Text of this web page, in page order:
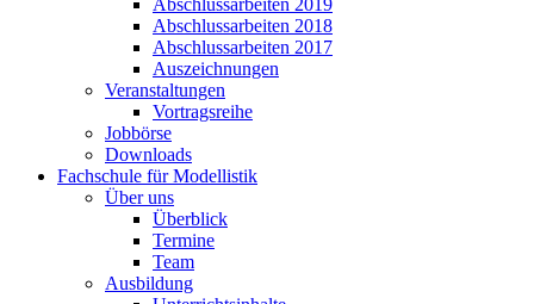
Abschlussarbeiten 2019
Abschlussarbeiten 2018
Abschlussarbeiten 2017
Auszeichnungen
Veranstaltungen
Vortragsreihe
Jobbörse
Downloads
Fachschule für Modellistik
Über uns
Überblick
Termine
Team
Ausbildung